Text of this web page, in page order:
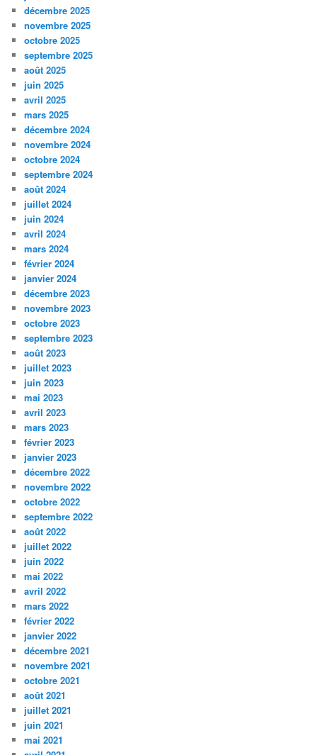
décembre 2025
novembre 2025
octobre 2025
septembre 2025
août 2025
juin 2025
avril 2025
mars 2025
décembre 2024
novembre 2024
octobre 2024
septembre 2024
août 2024
juillet 2024
juin 2024
avril 2024
mars 2024
février 2024
janvier 2024
décembre 2023
novembre 2023
octobre 2023
septembre 2023
août 2023
juillet 2023
juin 2023
mai 2023
avril 2023
mars 2023
février 2023
janvier 2023
décembre 2022
novembre 2022
octobre 2022
septembre 2022
août 2022
juillet 2022
juin 2022
mai 2022
avril 2022
mars 2022
février 2022
janvier 2022
décembre 2021
novembre 2021
octobre 2021
août 2021
juillet 2021
juin 2021
mai 2021